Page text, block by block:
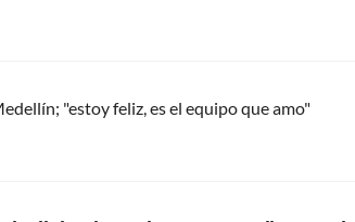
"estoy feliz, es el equipo que amo"